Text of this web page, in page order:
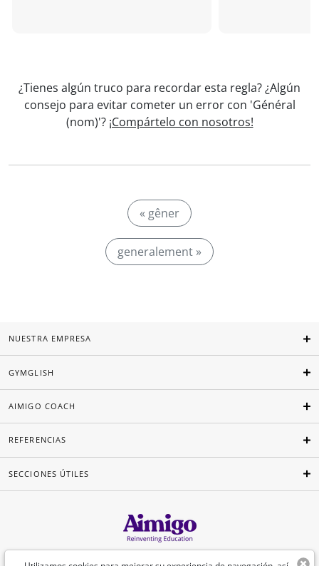
¿Tienes algún truco para recordar esta regla? ¿Algún
consejo para evitar cometer un error con 'Général
(nom)'? ¡Compártelo con nosotros!
« gêner
generalement »
NUESTRA EMPRESA
GYMGLISH
AIMIGO COACH
REFERENCIAS
SECCIONES ÚTILES